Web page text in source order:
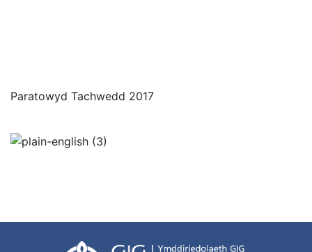
Paratowyd Tachwedd 2017